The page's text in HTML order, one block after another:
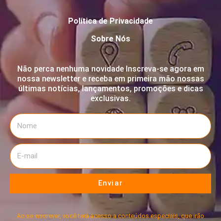
Política de Privacidade
Sobre Nós
Não perca nenhuma novidade Inscreva-se agora em
nossa newsletter e receba em primeira mão nossas
últimas notícias, lançamentos, promoções e dicas
exclusivas.
Enviar
Ao se inscrever, você terá acesso a conteúdos especiais, que irão